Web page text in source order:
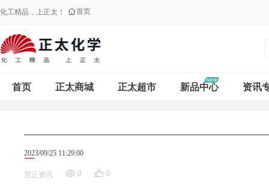
化工精品，上正太！ 首页
首页 正太商城 正太超市 新品中心 资讯
2023/09/25 11:29:00
慧正资讯 0 0